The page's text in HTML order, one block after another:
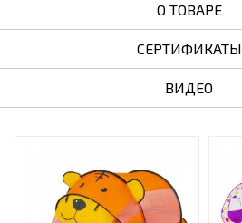
О ТОВАРЕ
СЕРТИФИКАТЫ
ВИДЕО